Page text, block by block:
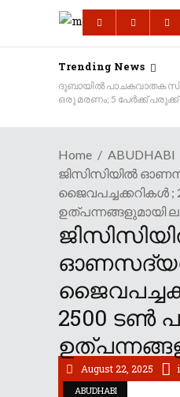
Trending News
ദുബായിൽ പാചകവാതക
ഒരു മരണം; 5 പേർക്ക് പരുക്ക്
Home
ABUDHABI
ജിസിസിയിൽ
ജൈവപച്ചക്കറികൾ ;
ഉത്പന്നങ്ങളുമായി
2500 ടൺ
ABUDHABI
August 22, 2025